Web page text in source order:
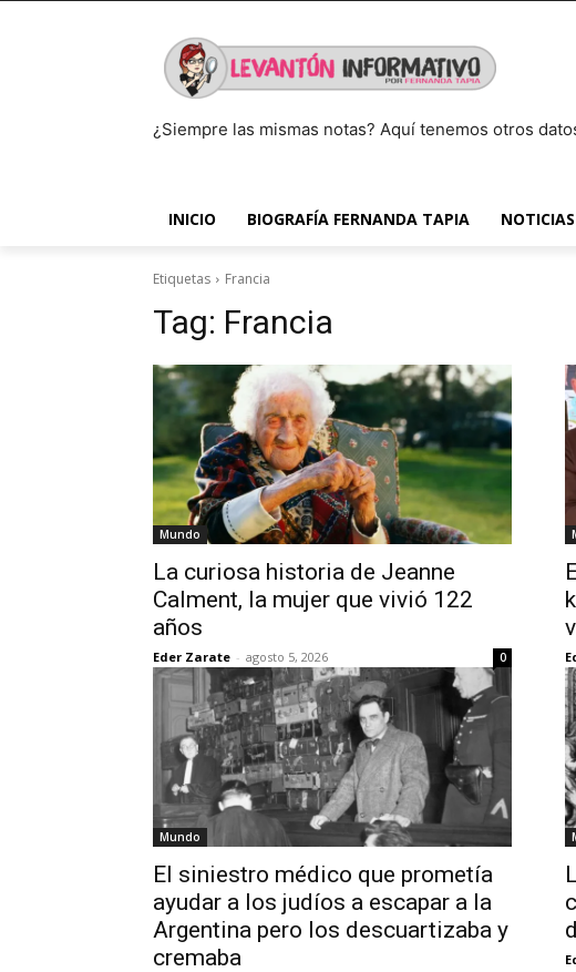
¿Siempre las mismas notas? Aquí tenemos otros
INICIO BIOGRAFÍA FERNANDA TAPIA NOTICIAS
Etiquetas Francia
Tag: Francia
Mundo
La curiosa historia de Jeanne
Calment, la mujer que vivió 122
años
Eder Zarate - agosto 5, 2026 0
Mundo
El siniestro médico que prometía
ayudar a los judíos a escapar a la
Argentina pero los descuartizaba y
cremaba